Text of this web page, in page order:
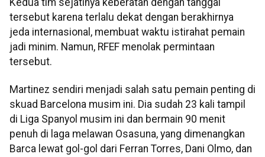
Kedua tim sejatinya keberatan dengan tanggal
tersebut karena terlalu dekat dengan berakhirnya
jeda internasional, membuat waktu istirahat pemain
jadi minim. Namun, RFEF menolak permintaan
tersebut.
Martinez sendiri menjadi salah satu pemain penting di
skuad Barcelona musim ini. Dia sudah 23 kali tampil
di Liga Spanyol musim ini dan bermain 90 menit
penuh di laga melawan Osasuna, yang dimenangkan
Barca lewat gol-gol dari Ferran Torres, Dani Olmo, dan